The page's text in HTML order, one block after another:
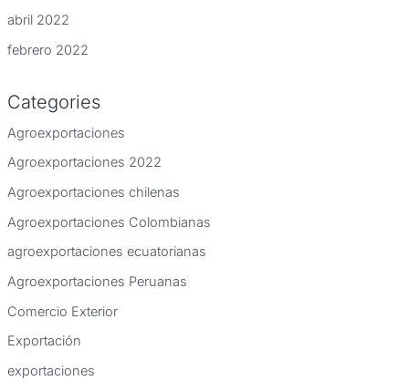
abril 2022
febrero 2022
Categories
Agroexportaciones
Agroexportaciones 2022
Agroexportaciones chilenas
Agroexportaciones Colombianas
agroexportaciones ecuatorianas
Agroexportaciones Peruanas
Comercio Exterior
Exportación
exportaciones